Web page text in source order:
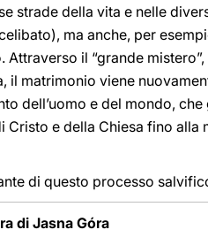
strade della vita e nelle
ma anche, per
Attraverso il “grande
il matrimonio viene
dell’uomo e del mondo,
Cristo e della Chiesa fino alla
di questo processo
di Jasna Góra